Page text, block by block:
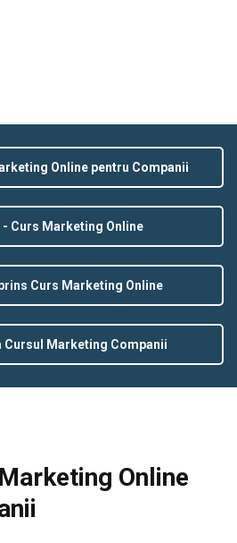
Online pentru Companii
Curs Marketing Online
Curs Marketing Online
Cursul Marketing Companii
Online